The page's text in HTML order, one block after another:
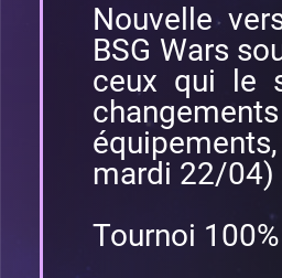
Nouvelle
BSG Wars
ceux qui le
mardi 22/04)
Tournoi